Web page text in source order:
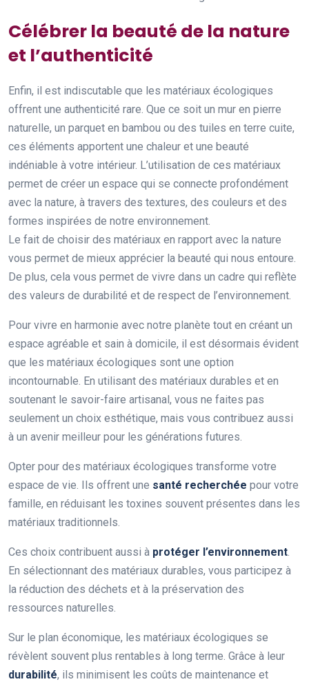
Célébrer la beauté de la nature
et l’authenticité
Enfin, il est indiscutable que les matériaux écologiques
offrent une authenticité rare. Que ce soit un mur en pierre
naturelle, un parquet en bambou ou des tuiles en terre cuite,
ces éléments apportent une chaleur et une beauté
indéniable à votre intérieur. L’utilisation de ces matériaux
permet de créer un espace qui se connecte profondément
avec la nature, à travers des textures, des couleurs et des
formes inspirées de notre environnement.
Le fait de choisir des matériaux en rapport avec la nature
vous permet de mieux apprécier la beauté qui nous entoure.
De plus, cela vous permet de vivre dans un cadre qui reflète
des valeurs de durabilité et de respect de l’environnement.
Pour vivre en harmonie avec notre planète tout en créant un
espace agréable et sain à domicile, il est désormais évident
que les matériaux écologiques sont une option
incontournable. En utilisant des matériaux durables et en
soutenant le savoir-faire artisanal, vous ne faites pas
seulement un choix esthétique, mais vous contribuez aussi
à un avenir meilleur pour les générations futures.
Opter pour des matériaux écologiques transforme votre
espace de vie. Ils offrent une santé recherchée pour votre
famille, en réduisant les toxines souvent présentes dans les
matériaux traditionnels.
Ces choix contribuent aussi à protéger l’environnement.
En sélectionnant des matériaux durables, vous participez à
la réduction des déchets et à la préservation des
ressources naturelles.
Sur le plan économique, les matériaux écologiques se
révèlent souvent plus rentables à long terme. Grâce à leur
durabilité, ils minimisent les coûts de maintenance et